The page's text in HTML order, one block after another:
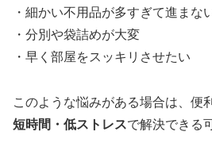
・細かい不用品が多すぎて進まな
・分別や袋詰めが大変
・早く部屋をスッキリさせたい
このような悩みがある場合は、便
短時間・低ストレスで解決できる